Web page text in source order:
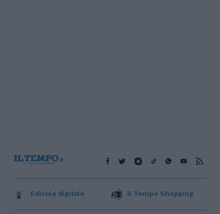
Edicola digitale Il Tempo Shopping